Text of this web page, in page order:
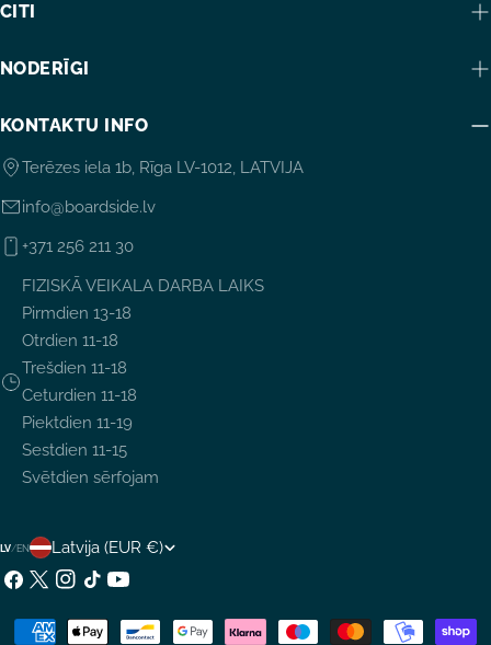
CITI
NODERĪGI
KONTAKTU INFO
Terēzes iela 1b, Rīga LV-1012, LATVIJA
info@boardside.lv
+371 256 211 30
FIZISKĀ VEIKALA DARBA LAIKS
Pirmdien 13-18
Otrdien 11-18
Trešdien 11-18
Ceturdien 11-18
Piektdien 11-19
Sestdien 11-15
Svētdien sērfojam
LV/ENV
A
L
Latvija (EUR €)
Facebook
X
Instagram
TikTokYouTube
Maksājumu